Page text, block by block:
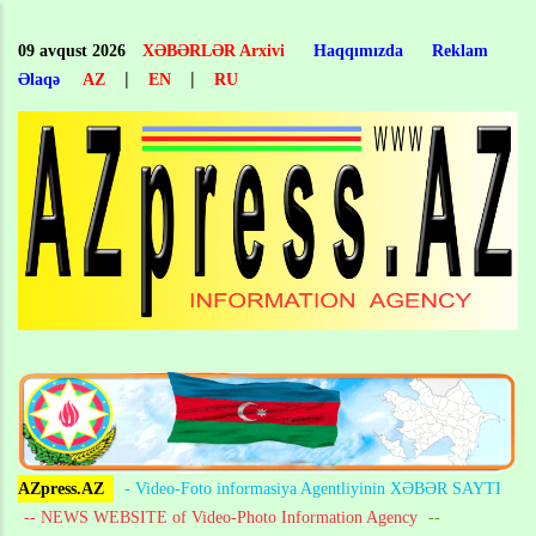
main
content
09 avqust 2026 XƏBƏRLƏR Arxivi Haqqımızda
Reklam
Əlaqə
AZ | EN | RU
AZpress.AZ
- Video-Foto informasiya Agentliyinin XƏBƏR SAYTI
-- NEWS WEBSITE of Video-Photo Information Agency --